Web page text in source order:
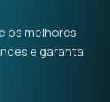
os melhores
e garanta